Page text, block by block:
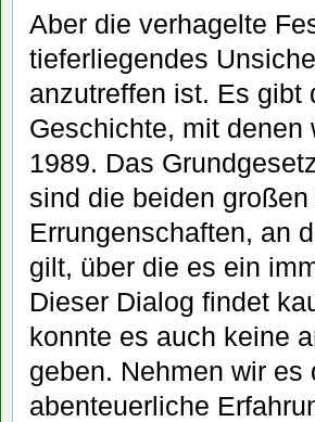
Aber die verhagelte
tieferliegendes
anzutreffen ist. Es gibt
Geschichte, mit
1989. Das
sind die beiden
Errungenschaften, an
gilt, über die es ein
Dieser Dialog findet
konnte es auch keine
geben. Nehmen wir
abenteuerliche